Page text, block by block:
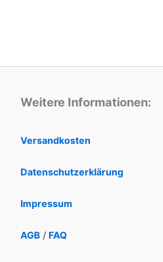
Weitere Informationen:
Versandkosten
Datenschutzerklärung
Impressum
AGB / FAQ